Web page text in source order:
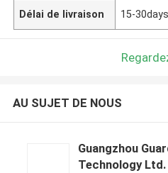
Délai de livraison 15-
AU SUJET DE NOUS
Guangzhou
Technology